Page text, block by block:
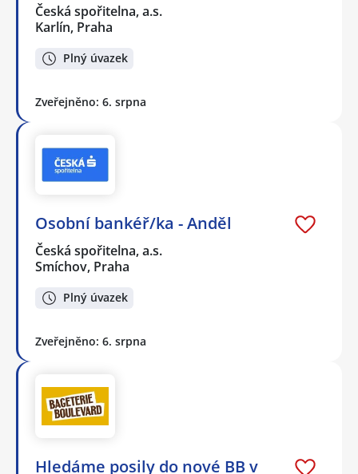
Česká spořitelna, a.s.
Karlín, Praha
Plný úvazek
Zveřejněno: 6. srpna
Osobní bankéř/ka - Anděl
Česká spořitelna, a.s.
Smíchov, Praha
Plný úvazek
Zveřejněno: 6. srpna
Hledáme posily do nové BB v